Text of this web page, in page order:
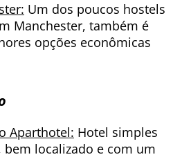
Um dos poucos hostels
Manchester, também é
opções econômicas
Aparthotel: Hotel simples
bem localizado e com um